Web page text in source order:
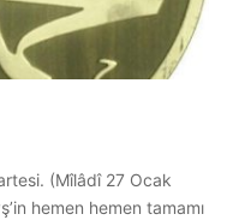
(Mîlâdî 27 Ocak
hemen hemen tamamı